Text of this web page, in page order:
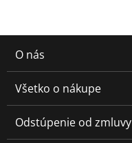
O nás
Všetko o nákupe
Odstúpenie od zmluvy